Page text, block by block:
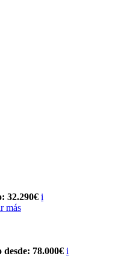
32.290€ i
más
78.000€ i